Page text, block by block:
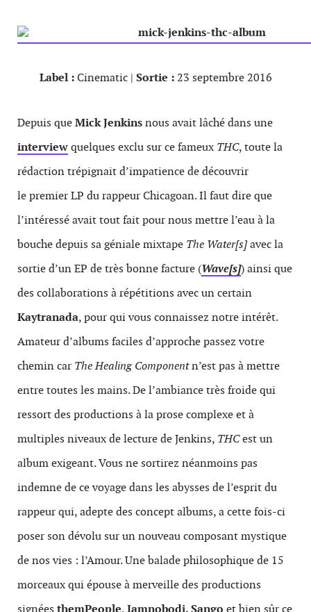
Label :Cinematic | Sortie :23 septembre 2016
Depuis queMick Jenkinsnous avait lâché dans une
interviewquelques exclu sur ce fameux THC, toute la
rédaction trépignait d’impatience de découvrir
le premier LP du rappeur Chicagoan. Il faut dire que
l’intéressé avait tout fait pour nous mettre l’eau à la
bouche depuis sa géniale mixtape The Water[s]avec la
sortie d’un EP de très bonne facture (Wave[s]) ainsi que
des collaborations à répétitions avec un certain
Kaytranada, pour qui vous connaissez notre intérêt.
Amateur d’albums faciles d’approche passez votre
chemin car The Healing Componentn’est pas à mettre
entre toutes les mains. De l’ambiance très froide qui
ressort des productions à la prose complexe et à
multiples niveaux de lecture de Jenkins, THCest un
album exigeant. Vous ne sortirez néanmoins pas
indemne de ce voyage dans les abysses de l’esprit du
rappeur qui, adepte des concept albums, a cette fois-ci
poser son dévolu sur un nouveau composant mystique
de nos vies : l’Amour. Une balade philosophique de 15
morceaux qui épouse à merveille des productions
signées themPeople, Iamnobodi, Sango et bien sûr ce